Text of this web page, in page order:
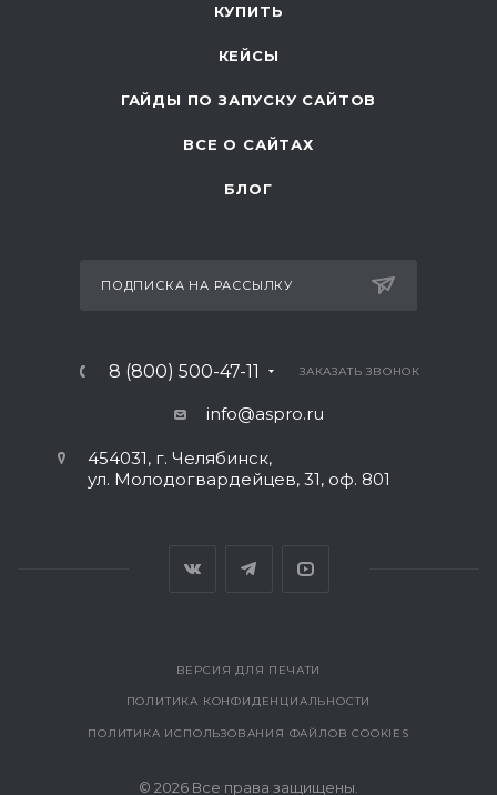
КУПИТЬ
КЕЙСЫ
ГАЙДЫ ПО ЗАПУСКУ САЙТОВ
ВСЕ О САЙТАХ
БЛОГ
ПОДПИСКА НА РАССЫЛКУ
8 (800) 500-47-11 ЗАКАЗАТЬ ЗВОНОК
info@aspro.ru
454031, г. Челябинск,
ул. Молодогвардейцев, 31, оф. 801
ВЕРСИЯ ДЛЯ ПЕЧАТИ
ПОЛИТИКА КОНФИДЕНЦИАЛЬНОСТИ
ПОЛИТИКА ИСПОЛЬЗОВАНИЯ ФАЙЛОВ COOKIES
© 2026 Все права защищены.